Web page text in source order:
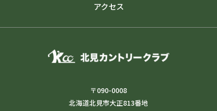
アクセス
〒090-0008
北海道北見市大正813番地